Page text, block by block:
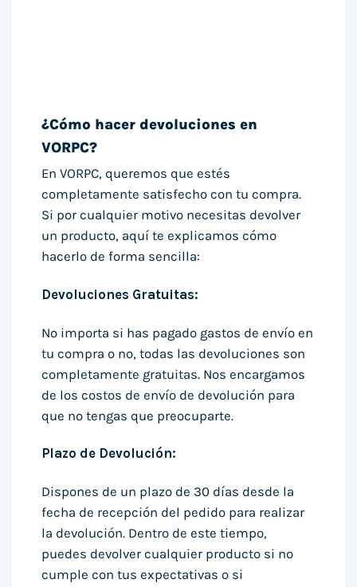
¿Cómo hacer devoluciones en
VORPC?
En VORPC, queremos que estés
completamente satisfecho con tu compra.
Si por cualquier motivo necesitas devolver
un producto, aquí te explicamos cómo
hacerlo de forma sencilla:
Devoluciones Gratuitas:
No importa si has pagado gastos de envío en
tu compra o no, todas las devoluciones son
completamente gratuitas. Nos encargamos
de los costos de envío de devolución para
que no tengas que preocuparte.
Plazo de Devolución:
Dispones de un plazo de 30 días desde la
fecha de recepción del pedido para realizar
la devolución. Dentro de este tiempo,
puedes devolver cualquier producto si no
cumple con tus expectativas o si